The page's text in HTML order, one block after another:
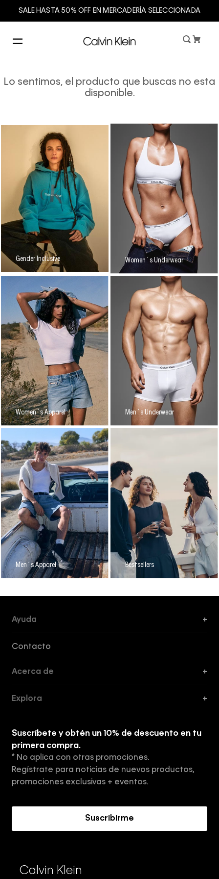
SALE HASTA 50% OFF EN MERCADERÍA SELECCIONADA
Lo sentimos, el producto que buscas no esta
disponible.
Gender Inclusive Women´s Underwear
Women´s Apparel Men´s Underwear
Men´s Apparel Bestsellers
Ayuda +
Contacto
Acerca de +
Tiendas
Aviso de privacidad
Términos y Condiciones
Explora +
Suscríbete y obtén un 10% de descuento en tu
primera compra.
* No aplica con otras promociones.
Regístrate para noticias de nuevos productos,
promociones exclusivas + eventos.
Suscribirme
Calvin Klein